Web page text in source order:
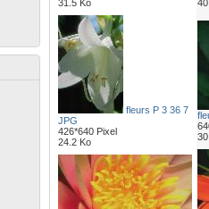
31.5 Ko
fleurs P 3 36 7
JPG
426*640 Pixel
24.2 Ko